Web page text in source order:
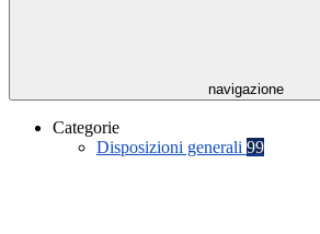
navigazione
Categorie
Disposizioni generali 99